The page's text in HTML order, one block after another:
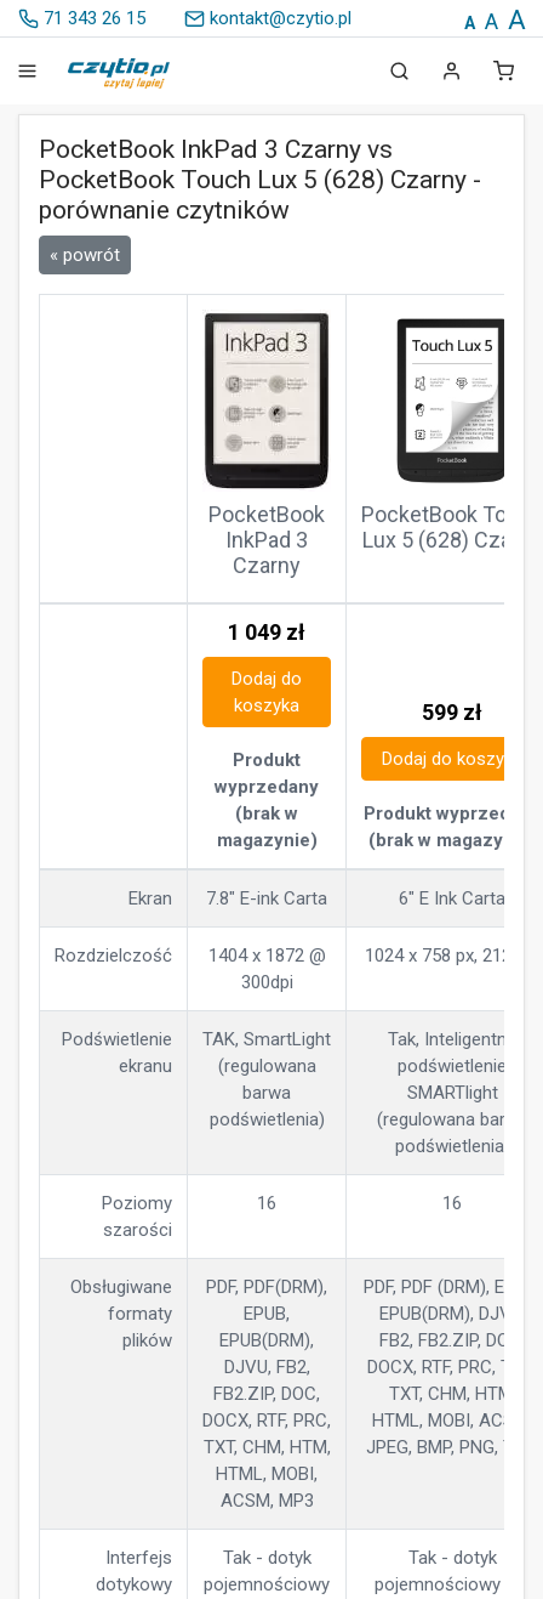
71 343 26 15 kontakt@czytio.pl A A A
PocketBook InkPad 3 Czarny vs
PocketBook Touch Lux 5 (628) Czarny -
porównanie czytników
« powrót
PocketBook
InkPad 3
Czarny
PocketBook Touch
Lux 5 (628) Czarny
1 049 zł
Dodaj do
koszyka
Produkt
wyprzedany
(brak w
magazynie)
599 zł
Dodaj do koszyka
Produkt wyprzedany
(brak w magazynie)
Ekran 7.8" E-ink Carta 6" E Ink Carta
Rozdzielczość
1404 x 1872 @
300dpi
1024 x 758 px, 212 ppi
Podświetlenie
ekranu
TAK, SmartLight
(regulowana
barwa
podświetlenia)
Tak, Inteligentne
podświetlenie
SMARTlight
(regulowana barwa
podświetlenia)
Poziomy
szarości
16 16
Obsługiwane
formaty
plików
PDF, PDF(DRM),
EPUB,
EPUB(DRM),
DJVU, FB2,
FB2.ZIP, DOC,
DOCX, RTF, PRC,
TXT, CHM, HTM,
HTML, MOBI,
ACSM, MP3
PDF, PDF (DRM), EPUB,
EPUB(DRM), DJVU,
FB2, FB2.ZIP, DOC,
DOCX, RTF, PRC, TCR,
TXT, CHM, HTM,
HTML, MOBI, ACSM,
JPEG, BMP, PNG, TIFF
Interfejs
dotykowy
Tak - dotyk
pojemnościowy
Tak - dotyk
pojemnościowy (na